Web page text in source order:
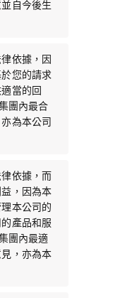
自今後生
依據，因
您的請求
當的回
團內最合
為本公司
依據，而
益，因為本
本公司的
產品和服
團內最適
，亦為本